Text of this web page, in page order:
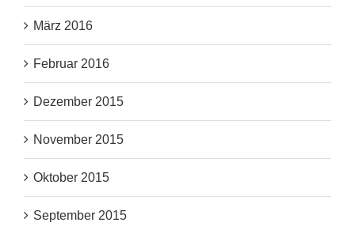
März 2016
Februar 2016
Dezember 2015
November 2015
Oktober 2015
September 2015